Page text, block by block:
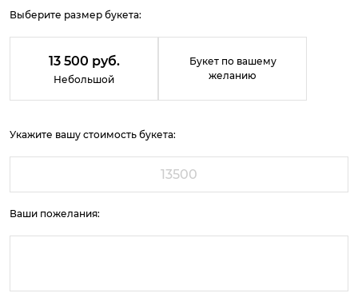
Выберите размер букета:
13 500 руб.
Небольшой
Букет по вашему
желанию
Укажите вашу стоимость букета:
Ваши пожелания: